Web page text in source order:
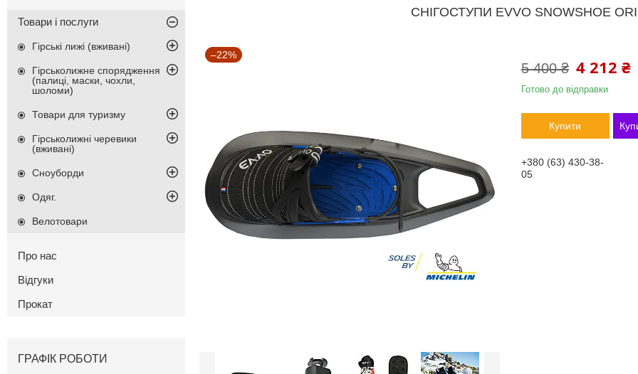
СНІГОСТУПИ EVVO SNOWSHOE
–22%
5 400 ₴ 4 212 ₴
Готово до відправки
Купити
+380 (63) 430-38-
05
Товари і послуги
Гірські лижі (вживані)
Гірськолижне спорядження
(палиці, маски, чохли,
шоломи)
Товари для туризму
Гірськолижні черевики
(вживані)
Сноуборди
Одяг.
Велотовари
Про нас
Відгуки
Прокат
ГРАФІК РОБОТИ